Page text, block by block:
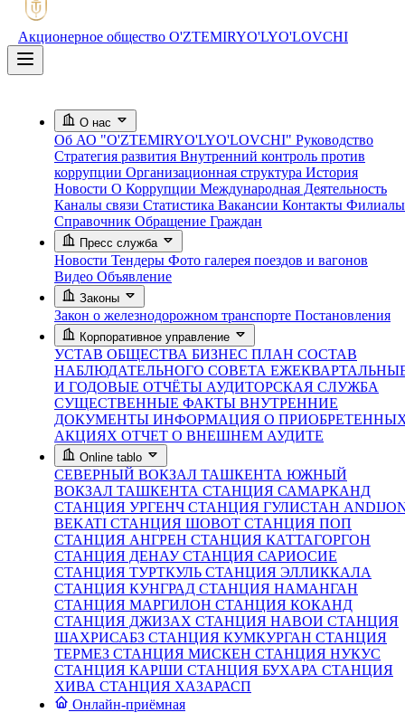
Акционерное общество O'ZTEMIRYO'LYO'LOVCHI
О нас
Об АО "O'ZTEMIRYO'LYO'LOVCHI" Руководство
Стратегия развития Внутренний контроль против
коррупции Организационная структура История
Новости О Коррупции Международная Деятельность
Каналы связи Статистика Вакансии Контакты Филиалы
Справочник Обращение Граждан
Пресс служба
Новости Тендеры Фото галерея поездов и вагонов
Видео Объявление
Законы
Закон о железнодорожном транспорте Постановления
Корпоративное управление
УСТАВ ОБЩЕСТВА БИЗНЕС ПЛАН СОСТАВ
НАБЛЮДАТЕЛЬНОГО СОВЕТА
И ГОДОВЫЕ ОТЧЁТЫ АУДИТОРСКАЯ СЛУЖБА
СУЩЕСТВЕННЫЕ ФАКТЫ ВНУТРЕННИЕ
ДОКУМЕНТЫ ИНФОРМАЦИЯ О
АКЦИЯХ ОТЧЕТ О ВНЕШНЕМ АУДИТЕ
Online tablo
СЕВЕРНЫЙ ВОКЗАЛ ТАШКЕНТА ЮЖНЫЙ
ВОКЗАЛ ТАШКЕНТА СТАНЦИЯ САМАРКАНД
СТАНЦИЯ УРГЕНЧ СТАНЦИЯ ГУЛИСТАН
BEKATI СТАНЦИЯ ШОВОТ СТАНЦИЯ ПОП
СТАНЦИЯ АНГРЕН СТАНЦИЯ КАТТАГОРГОН
СТАНЦИЯ ДЕНАУСТАНЦИЯ САРИОСИЕ
СТАНЦИЯ ТУРТКУЛЬ СТАНЦИЯ ЭЛЛИККАЛА
СТАНЦИЯ КУНГРАД СТАНЦИЯ НАМАНГАН
СТАНЦИЯ МАРГИЛОН СТАНЦИЯ КОКАНД
СТАНЦИЯ ДЖИЗАХ СТАНЦИЯ НАВОИ СТАНЦИЯ
ШАХРИСАБЗ СТАНЦИЯ КУМКУРГАН СТАНЦИЯ
ТЕРМЕЗ СТАНЦИЯ МИСКЕН СТАНЦИЯ НУКУС
СТАНЦИЯ КАРШИ СТАНЦИЯ БУХАРА СТАНЦИЯ
ХИВА СТАНЦИЯ ХАЗАРАСП
Онлайн-приёмная